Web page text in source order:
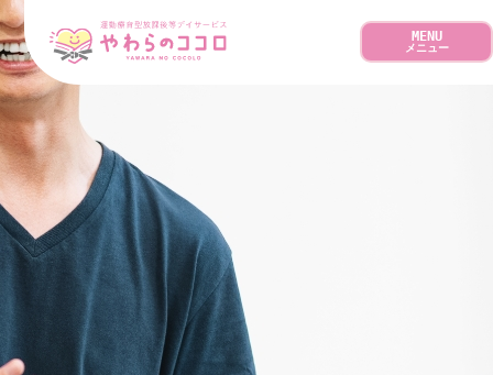
MENU
メニュー